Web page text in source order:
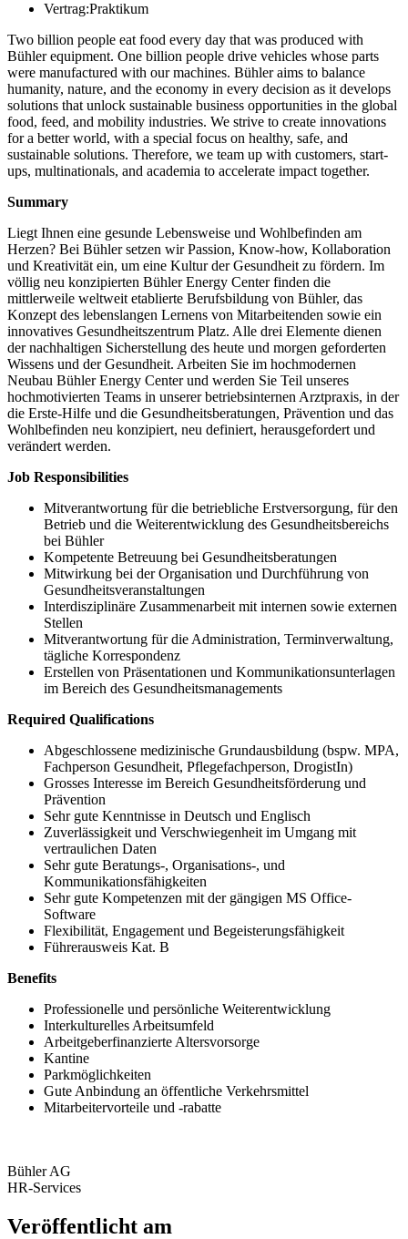
Vertrag:Praktikum
Two billion people eat food every day that was produced with
Bühler equipment. One billion people drive vehicles whose parts
were manufactured with our machines. Bühler aims to balance
humanity, nature, and the economy in every decision as it develops
solutions that unlock sustainable business opportunities in the global
food, feed, and mobility industries. We strive to create innovations
for a better world, with a special focus on healthy, safe, and
sustainable solutions. Therefore, we team up with customers, start-
ups, multinationals, and academia to accelerate impact together.
Summary
Liegt Ihnen eine gesunde Lebensweise und Wohlbefinden am
Herzen? Bei Bühler setzen wir Passion, Know-how, Kollaboration
und Kreativität ein, um eine Kultur der Gesundheit zu fördern. Im
völlig neu konzipierten Bühler Energy Center finden die
mittlerweile weltweit etablierte Berufsbildung von Bühler, das
Konzept des lebenslangen Lernens von Mitarbeitenden sowie ein
innovatives Gesundheitszentrum Platz. Alle drei Elemente dienen
der nachhaltigen Sicherstellung des heute und morgen geforderten
Wissens und der Gesundheit. Arbeiten Sie im hochmodernen
Neubau Bühler Energy Center und werden Sie Teil unseres
hochmotivierten Teams in unserer betriebsinternen Arztpraxis, in der
die Erste-Hilfe und die Gesundheitsberatungen, Prävention und das
Wohlbefinden neu konzipiert, neu definiert, herausgefordert und
verändert werden.
Job Responsibilities
Mitverantwortung für die betriebliche Erstversorgung, für den
Betrieb und die Weiterentwicklung des Gesundheitsbereichs
bei Bühler
Kompetente Betreuung bei Gesundheitsberatungen
Mitwirkung bei der Organisation und Durchführung von
Gesundheitsveranstaltungen
Interdisziplinäre Zusammenarbeit mit internen sowie externen
Stellen
Mitverantwortung für die Administration, Terminverwaltung,
tägliche Korrespondenz
Erstellen von Präsentationen und Kommunikationsunterlagen
im Bereich des Gesundheitsmanagements
Required Qualifications
Abgeschlossene medizinische Grundausbildung (bspw. MPA,
Fachperson Gesundheit, Pflegefachperson, DrogistIn)
Grosses Interesse im Bereich Gesundheitsförderung und
Prävention
Sehr gute Kenntnisse in Deutsch und Englisch
Zuverlässigkeit und Verschwiegenheit im Umgang mit
vertraulichen Daten
Sehr gute Beratungs-, Organisations-, und
Kommunikationsfähigkeiten
Sehr gute Kompetenzen mit der gängigen MS Office-
Software
Flexibilität, Engagement und Begeisterungsfähigkeit
Führerausweis Kat. B
Benefits
Professionelle und persönliche Weiterentwicklung
Interkulturelles Arbeitsumfeld
Arbeitgeberfinanzierte Altersvorsorge
Kantine
Parkmöglichkeiten
Gute Anbindung an öffentliche Verkehrsmittel
Mitarbeitervorteile und -rabatte
Bühler AG
HR-Services
Veröffentlicht am